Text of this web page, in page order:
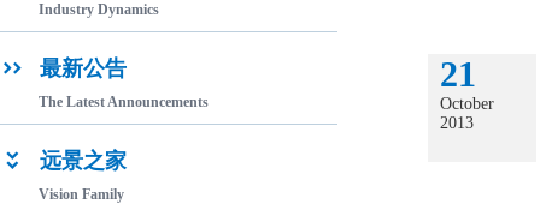
Industry Dynamics
 最新公告
The Latest Announcements
 远景之家
Vision Family
21
October
2013